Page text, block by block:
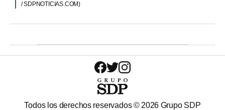
/ SDPNOTICIAS.COM)
Todos los derechos reservados © 2026 Grupo SDP